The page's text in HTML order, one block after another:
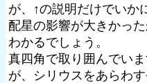
が、↑の説明だけでいか
配星の影響が大きかっ
わかるでしょう。
真四角で取り囲んでい
が、シリウスをあらわ